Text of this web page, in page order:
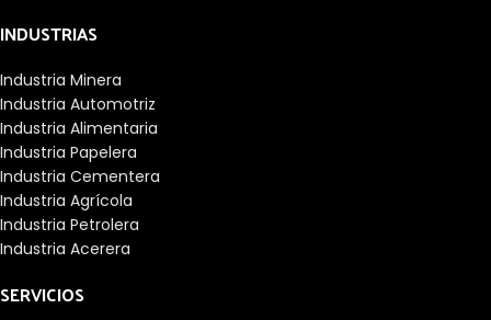
INDUSTRIAS
Industria Minera
Industria Automotriz
Industria Alimentaria
Industria Papelera
Industria Cementera
Industria Agrícola
Industria Petrolera
Industria Acerera
SERVICIOS